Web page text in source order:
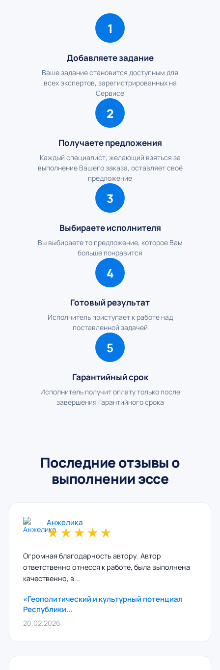
1
Добавляете задание
Ваше задание становится доступным для
всех экспертов, зарегистрированных на
Сервисе
2
Получаете предложения
Каждый специалист, желающий взяться за
выполнение Вашего заказа, оставляет своё
предложение
3
Выбираете исполнителя
Вы выбираете то предложение, которое Вам
больше понравится
4
Готовый результат
Исполнитель приступает к работе над
поставленной задачей
5
Гарантийный срок
Исполнитель получит оплату только после
завершения Гарантийного срока
Последние отзывы о
выполнении эссе
Анжелика
★★★★★
Огромная благодарность автору. Автор
ответственно отнесся к работе, была выполнена
качественно, в...
«Геополитический и культурный потенциал
Республики...
20.02.2026